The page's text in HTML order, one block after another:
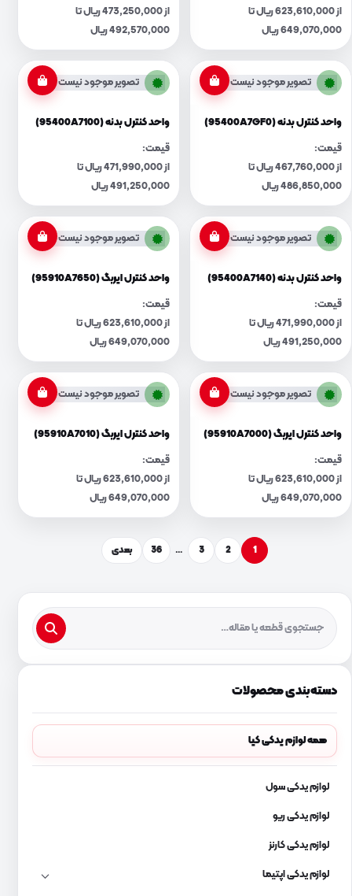
از 623,610,000 ریال تا
649,070,000 ریال
از 473,250,000 ریال تا
492,570,000 ریال
تصویر موجود نیست
واحد کنترل بدنه (95400A7GF0)
قیمت:
از 467,760,000 ریال تا
486,850,000 ریال
تصویر موجود نیست
واحد کنترل بدنه (95400A7100)
قیمت:
از 471,990,000 ریال تا
491,250,000 ریال
تصویر موجود نیست
واحد کنترل بدنه (95400A7140)
قیمت:
از 471,990,000 ریال تا
491,250,000 ریال
تصویر موجود نیست
واحد کنترل ایربگ (95910A7650)
قیمت:
از 623,610,000 ریال تا
649,070,000 ریال
تصویر موجود نیست
واحد کنترل ایربگ (95910A7000)
قیمت:
از 623,610,000 ریال تا
649,070,000 ریال
تصویر موجود نیست
واحد کنترل ایربگ (95910A7010)
قیمت:
از 623,610,000 ریال تا
649,070,000 ریال
1
2
3
…
36 بعدی
دسته‌بندی محصولات
همه لوازم یدکی کیا
لوازم یدکی سول
لوازم یدکی ریو
لوازم یدکی کارنز
لوازم یدکی اپتیما